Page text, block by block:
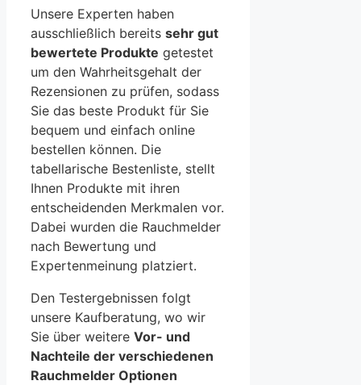
Unsere Experten haben
ausschließlich bereits sehr gut
bewertete Produkte getestet
um den Wahrheitsgehalt der
Rezensionen zu prüfen, sodass
Sie das beste Produkt für Sie
bequem und einfach online
bestellen können. Die
tabellarische Bestenliste, stellt
Ihnen Produkte mit ihren
entscheidenden Merkmalen vor.
Dabei wurden die Rauchmelder
nach Bewertung und
Expertenmeinung platziert.
Den Testergebnissen folgt
unsere Kaufberatung, wo wir
Sie über weitere Vor- und
Nachteile der verschiedenen
Rauchmelder Optionen